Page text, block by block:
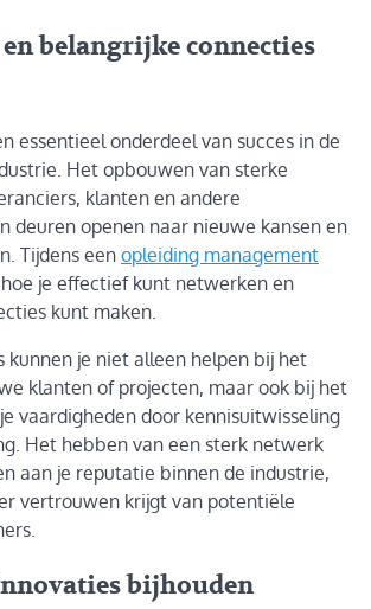
belangrijke connecties
essentieel onderdeel van succes in de
Het opbouwen van sterke
klanten en andere
deuren openen naar nieuwe kansen en
Tijdens eenopleiding management
je effectief kunt netwerken en
kunt maken.
kunnen je niet alleen helpen bij het
klanten of projecten, maar ook bij het
vaardigheden door kennisuitwisseling
Het hebben van een sterk netwerk
aan je reputatie binnen de industrie,
vertrouwen krijgt van potentiële
bijhouden